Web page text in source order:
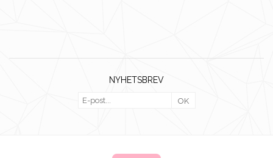
NYHETSBREV
OK